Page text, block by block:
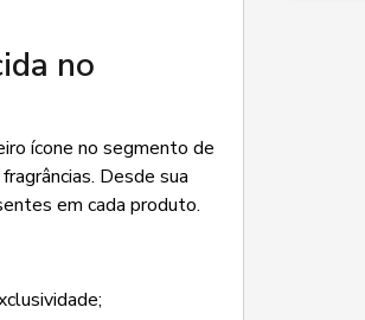
no
ícone no segmento de
Desde sua
em cada produto.